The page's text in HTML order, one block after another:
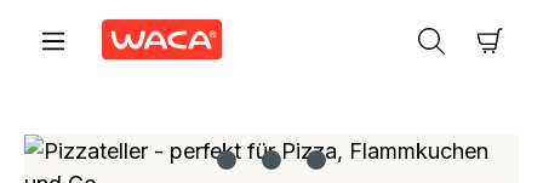
Zum Hauptinhalt springen
Bildergalerie überspringen